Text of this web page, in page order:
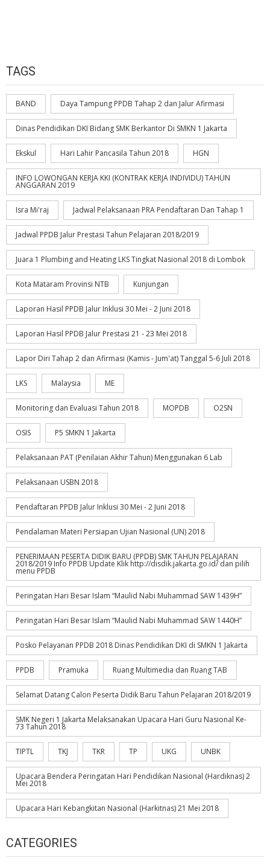
TAGS
BAND Daya Tampung PPDB Tahap 2 dan Jalur Afirmasi
Dinas Pendidikan DKI Bidang SMK Berkantor Di SMKN 1 Jakarta
Ekskul Hari Lahir Pancasila Tahun 2018 HGN
INFO LOWONGAN KERJA KKI (KONTRAK KERJA INDIVIDU) TAHUN
ANGGARAN 2019
Isra Mi'raj Jadwal Pelaksanaan PRA Pendaftaran Dan Tahap 1
Jadwal PPDB Jalur Prestasi Tahun Pelajaran 2018/2019
Juara 1 Plumbing and Heating LKS Tingkat Nasional 2018 di Lombok
Kota Mataram Provinsi NTB Kunjungan
Laporan Hasil PPDB Jalur Inklusi 30 Mei - 2 Juni 2018
Laporan Hasil PPDB Jalur Prestasi 21 - 23 Mei 2018
Lapor Diri Tahap 2 dan Afirmasi (Kamis - Jum'at) Tanggal 5-6 Juli 2018
LKS Malaysia ME
Monitoring dan Evaluasi Tahun 2018 MOPDB O2SN
OSIS P5 SMKN 1 Jakarta
Pelaksanaan PAT (Penilaian Akhir Tahun) Menggunakan 6 Lab
Pelaksanaan USBN 2018
Pendaftaran PPDB Jalur Inklusi 30 Mei - 2 Juni 2018
Pendalaman Materi Persiapan Ujian Nasional (UN) 2018
PENERIMAAN PESERTA DIDIK BARU (PPDB) SMK TAHUN PELAJARAN
2018/2019 Info PPDB Update Klik http://disdik.jakarta.go.id/ dan pilih
menu PPDB
Peringatan Hari Besar Islam “Maulid Nabi Muhammad SAW 1439H”
Peringatan Hari Besar Islam “Maulid Nabi Muhammad SAW 1440H”
Posko Pelayanan PPDB 2018 Dinas Pendidikan DKI di SMKN 1 Jakarta
PPDB Pramuka Ruang Multimedia dan Ruang TAB
Selamat Datang Calon Peserta Didik Baru Tahun Pelajaran 2018/2019
SMK Negeri 1 Jakarta Melaksanakan Upacara Hari Guru Nasional Ke-
73 Tahun 2018
TIPTL TKJ TKR TP UKG UNBK
Upacara Bendera Peringatan Hari Pendidikan Nasional (Hardiknas) 2
Mei 2018
Upacara Hari Kebangkitan Nasional (Harkitnas) 21 Mei 2018
CATEGORIES